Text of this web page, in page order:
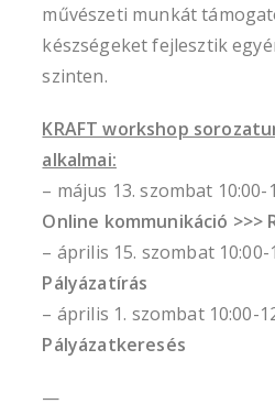
művészeti munkát
készségeket fejlesztik
szinten.
KRAFT workshop
alkalmai:
– május 13. szombat
Online kommunikáció >>>
– április 15. szombat 10:00-
Pályázatírás
– április 1. szombat 10:00-
Pályázatkeresés
—